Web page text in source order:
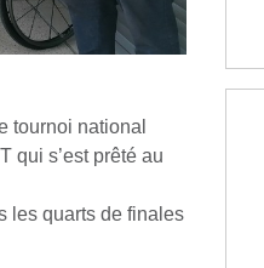
tournoi national
qui s’est prêté au
les quarts de finales